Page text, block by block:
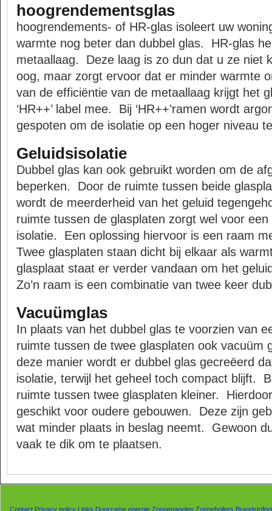
hoogrendementsglas
hoogrendements- of HR-glas isoleert uw
warmte nog beter dan dubbel glas.
HR-glas
metaallaag.
Deze laag is zo dun dat u ze niet
oog, maar zorgt ervoor dat er minder warmte
van de efficiëntie van de metaallaag krijgt het
‘HR++’ label mee.
Bij ‘HR++’ramen wordt
gespoten om de isolatie op een hoger niveau
Geluidsisolatie
Dubbel glas kan ook gebruikt worden om de
beperken.
Door de ruimte tussen beide
wordt de meerderheid van het geluid
ruimte tussen de glasplaten zorgt wel voor
isolatie.
Een oplossing hiervoor is een raam
Twee glasplaten staan dicht bij elkaar als
glasplaat staat er verder vandaan om het
Zo’n raam is een combinatie van twee keer
Vacuümglas
In plaats van het dubbel glas te voorzien van
ruimte tussen de twee glasplaten ook vacuüm
deze manier wordt er dubbel glas gecreëerd
isolatie, terwijl het geheel toch compact blijft.
ruimte tussen twee glasplaten kleiner.
geschikt voor oudere gebouwen.
Deze zijn
wat minder plaats in beslag neemt.
Gewoon
vaak te dik om te plaatsen.
Contact Privacy policy Links Duurzame energie Zonnepanelen Zonneboilers